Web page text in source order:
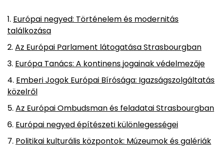
Európai negyed: Történelem és modernitás
találkozása
Az Európai Parlament látogatása Strasbourgban
Európa Tanács: A kontinens jogainak védelmezője
Emberi Jogok Európai Bírósága: Igazságszolgáltatás
közelről
Az Európai Ombudsman és feladatai Strasbourgban
Európai negyed építészeti különlegességei
Politikai kulturális központok: Múzeumok és galériák